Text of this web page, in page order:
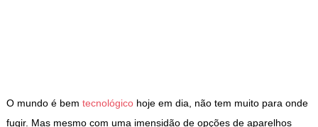
O mundo é bem tecnológicohoje em dia, não tem muito para onde
fugir. Mas mesmo com uma imensidão de opções de aparelhos